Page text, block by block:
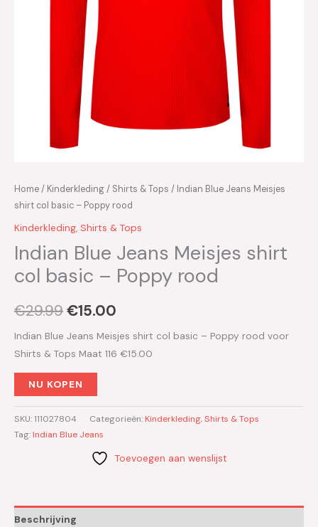
Home/ Kinderkleding/ Shirts & Tops / Indian Blue Jeans Meisjes
shirt col basic – Poppy rood
Kinderkleding, Shirts & Tops
Indian Blue Jeans Meisjes shirt
col basic – Poppy rood
€29.99€15.00
Indian Blue Jeans Meisjes shirt col basic – Poppy rood voor
Shirts & Tops Maat 116 €15.00
NU KOPEN
SKU:111027804 Categorieën: Kinderkleding,Shirts & Tops
Tag: Indian Blue Jeans
Toevoegen aan wenslijst
Beschrijving